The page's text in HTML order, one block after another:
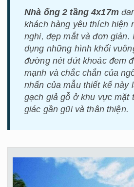
Nhà ống 2 tầng 4x17m
khách hàng yêu thích hiện
nghi, đẹp mắt và đơn giản.
dụng những hình khối
đường nét dứt khoác đem
mạnh và chắc chắn của
nhấn của mẫu thiết kế này
gạch giả gỗ ở khu vực mặt
giác gần gũi và thân thiện.